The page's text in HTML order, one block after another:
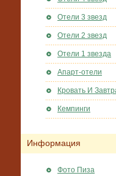
Отели 3 звезд
Отели 2 звезд
Отели 1 звезда
Апарт-отели
Кровать И
Кемпинги
Информация
Фото Пиза